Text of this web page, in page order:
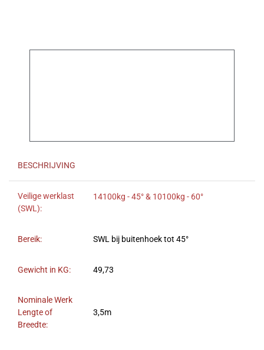
BESCHRIJVING
Veilige werklast
(SWL):
14100kg - 45° & 10100kg - 60°
Bereik: SWL bij buitenhoek tot 45°
Gewicht in KG: 49,73
Nominale Werk
Lengte of
Breedte:
3,5m